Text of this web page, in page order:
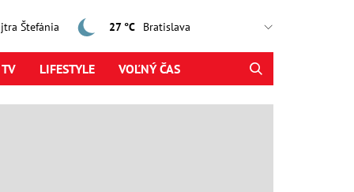
Štefánia 27 °C
LIFESTYLE VOĽNÝ ČAS